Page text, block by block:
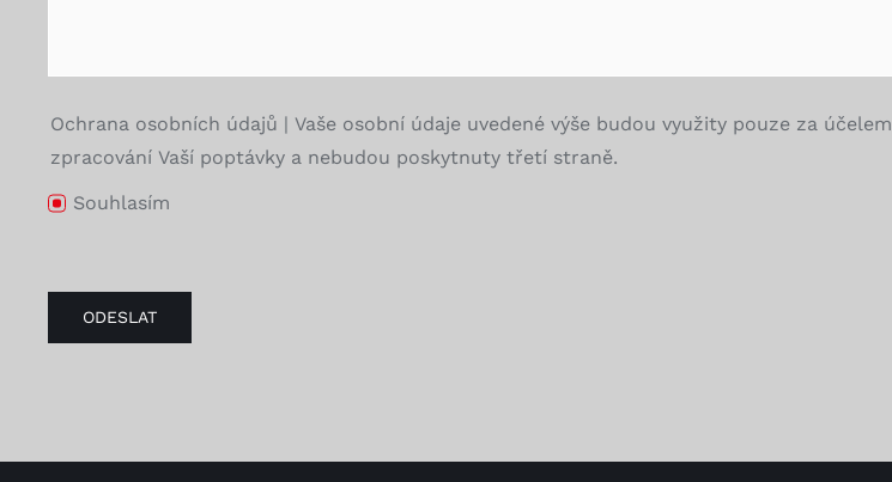
Ochrana osobních údajů | Vaše osobní údaje uvedené výše budou využity pouze za účelem
zpracování Vaší poptávky a nebudou poskytnuty třetí straně.
Souhlasím
ODESLAT